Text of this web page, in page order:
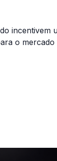
incentivem
o